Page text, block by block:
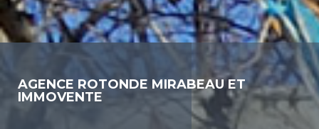
AGENCE ROTONDE MIRABEAU ET
IMMOVENTE